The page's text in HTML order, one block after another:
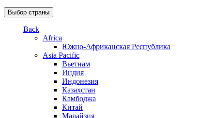
Выбор страны
Back
Africa
Южно-Африканская Республика
Asia Pacific
Вьетнам
Индия
Индонезия
Казахстан
Камбоджа
Китай
Малайзия